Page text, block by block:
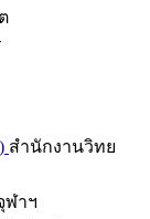
สำนักงานวิทย
ฬาฯ